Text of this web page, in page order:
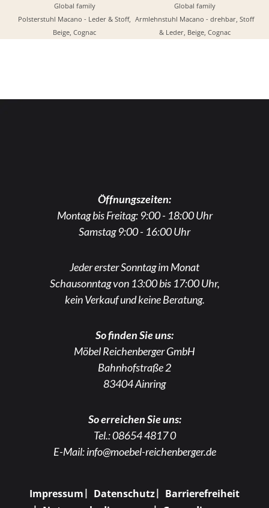
Global family
Polsterstuhl Macano - Leder & Stoff,
Beige, Cognac
Global family
Armlehnstuhl Macano - drehbar, Stoff
& Leder, Beige, Cognac
Öffnungszeiten:
Montag bis Freitag: 9:00 - 18:00 Uhr
Samstag 9:00 - 16:00 Uhr
Jeder erster Sonntag im Monat
Schausonntag von 13:00 bis 17:00 Uhr,
kein Verkauf und keine Beratung.
So finden Sie uns:
Möbel Reichenberger GmbH
Bahnhofstraße 2
83404 Ainring
So erreichen Sie uns:
Tel.:08654 4817 0
E-Mail:info@moebel-reichenberger.de
Impressum Datenschutz
Barrierefreiheit